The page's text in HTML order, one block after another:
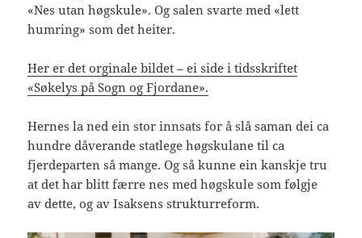
«Nes utan høgskule». Og salen svarte med «lett
humring» som det heiter.
Her er det orginale bildet – ei side i tidsskriftet
«Søkelys på Sogn og Fjordane».
Hernes la ned ein stor innsats for å slå saman dei ca
hundre dåverande statlege høgskulane til ca
fjerdeparten så mange. Og så kunne ein kanskje tru
at det har blitt færre nes med høgskule som følgje
av dette, og av Isaksens strukturreform.